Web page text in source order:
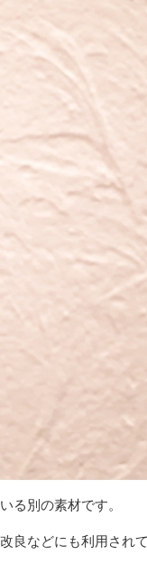
る別の素材です。
良などにも利用されて